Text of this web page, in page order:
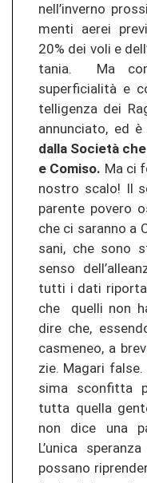
nell’in­ver­no
men­ti aerei
20% dei voli e
ta­nia. Ma
superficialità e
tel­li­gen­za dei
an­nun­cia­to, ed
dalla Società
e Co­mi­so. Ma ci
nos­tro scalo! Il
pa­ren­te po­ve­ro
che ci sa­ran­no a
sa­ni, che sono
senso
tutti i dati
che quel­li non
dire che,
cas­me­neo, a
zie. Maga­ri
si­ma scon­fit­ta
tutta quel­la
non dice una
L’unica
pos­sa­no